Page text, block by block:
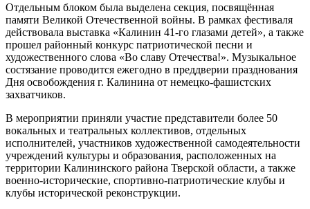
Отдельным блоком была выделена секция, посвящённая
памяти Великой Отечественной войны. В рамках фестиваля
действовала выставка «Калинин 41-го глазами детей», а также
прошел районный конкурс патриотической песни и
художественного слова «Во славу Отечества!». Музыкальное
состязание проводится ежегодно в преддверии празднования
Дня освобождения г. Калинина от немецко-фашистских
захватчиков.
В мероприятии приняли участие представители более 50
вокальных и театральных коллективов, отдельных
исполнителей, участников художественной самодеятельности
учреждений культуры и образования, расположенных на
территории Калининского района Тверской области, а также
военно-исторические, спортивно-патриотические клубы и
клубы исторической реконструкции.